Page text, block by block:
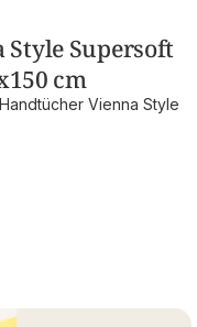
Style Supersoft
cm
Vienna Style